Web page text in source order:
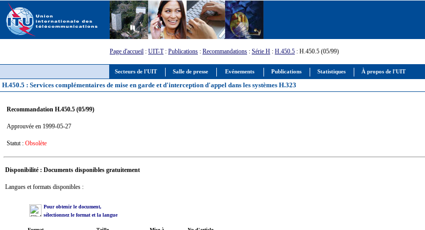
Secteurs de l'UIT Salle de presse Evénements Publications Statistiques À propos de l'UIT
Page d'accueil : UIT-T: Publications : Recommandations : Série H : H.450.5 : H.450.5 (05/99)
H.450.5 : Services complémentaires de mise en garde et d'interception d'appel dans les systèmes H.323
Recommandation H.450.5 (05/99)
Approuvée en 1999-05-27
Statut : Obsolète
Disponibilité : Documents disponibles gratuitement
Langues et formats disponibles :
Pour obtenir le document,
sélectionnez le format et la langue